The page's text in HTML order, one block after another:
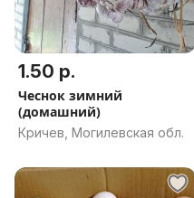
1.50 р.
Чеснок зимний
(домашний)
Кричев, Могилевская обл.